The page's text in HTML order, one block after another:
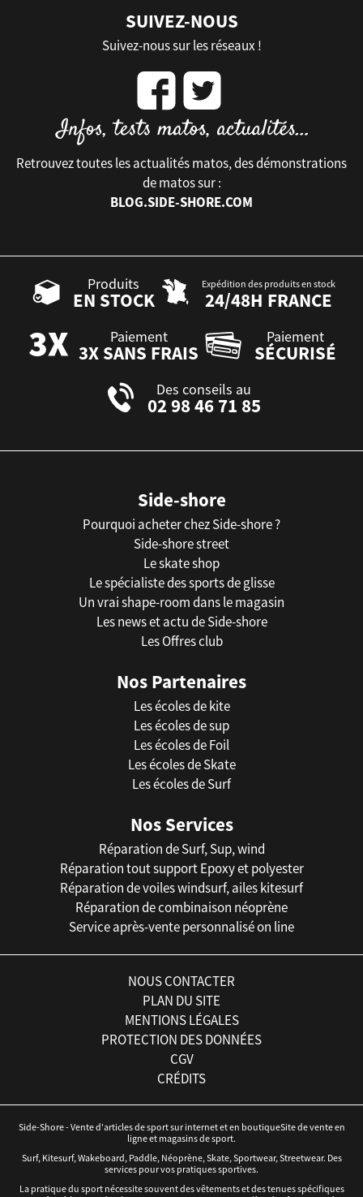
SUIVEZ-NOUS
Suivez-nous sur les réseaux !
Retrouvez toutes les actualités matos, des démonstrations
de matos sur :
BLOG.SIDE-SHORE.COM
Produits
EN STOCK
Expédition des produits en stock
24/48H FRANCE
Paiement
3X SANS FRAIS
Paiement
SÉCURISÉ
Des conseils au
02 98 46 71 85
Side-shore
Pourquoi acheter chez Side-shore ?
Side-shore street
Le skate shop
Le spécialiste des sports de glisse
Un vrai shape-room dans le magasin
Les news et actu de Side-shore
Les Offres club
Nos Partenaires
Les écoles de kite
Les écoles de sup
Les écoles de Foil
Les écoles de Skate
Les écoles de Surf
Nos Services
Réparation de Surf, Sup, wind
Réparation tout support Epoxy et polyester
Réparation de voiles windsurf, ailes kitesurf
Réparation de combinaison néoprène
Service après-vente personnalisé on line
NOUS CONTACTER
PLAN DU SITE
MENTIONS LÉGALES
PROTECTION DES DONNÉES
CGV
CRÉDITS
Side-Shore - Vente d'articles de sport sur internet et en boutiqueSite de vente en
ligne et magasins de sport.
Surf, Kitesurf, Wakeboard, Paddle, Néoprène, Skate, Sportwear, Streetwear. Des
services pour vos pratiques sportives.
La pratique du sport nécessite souvent des vêtements et des tenues spécifiques